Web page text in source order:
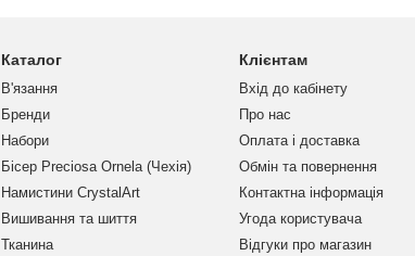
Каталог
В'язання
Бренди
Набори
Бісер Preciosa Ornela (Чехія)
Намистини CrystalArt
Вишивання та шиття
Тканина
Клієнтам
Вхід до кабінету
Про нас
Оплата і доставка
Обмін та повернення
Контактна інформація
Угода користувача
Відгуки про магазин